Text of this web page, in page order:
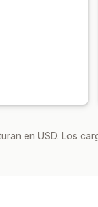
en USD. Los